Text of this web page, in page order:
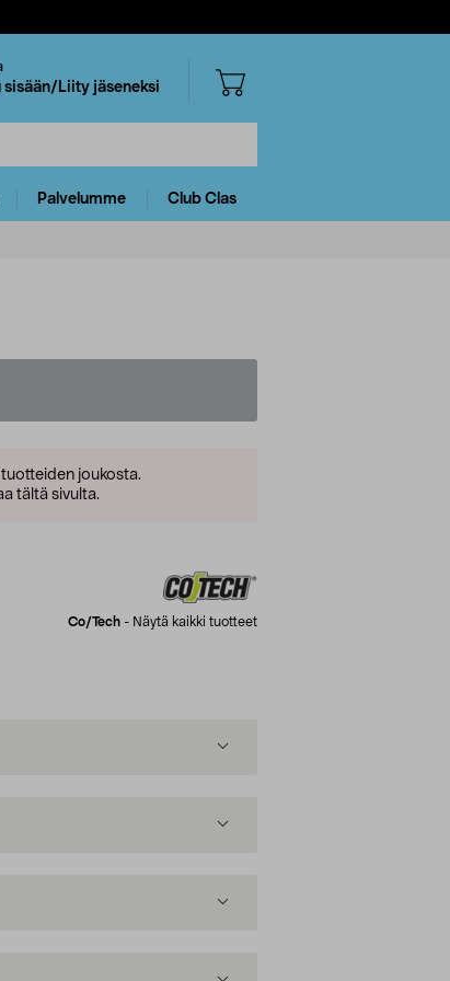
sisään/Liity jäseneksi
Palvelumme Club Clas
joukosta.
tältä sivulta.
Co/tech - Näytä kaikki tuotteet